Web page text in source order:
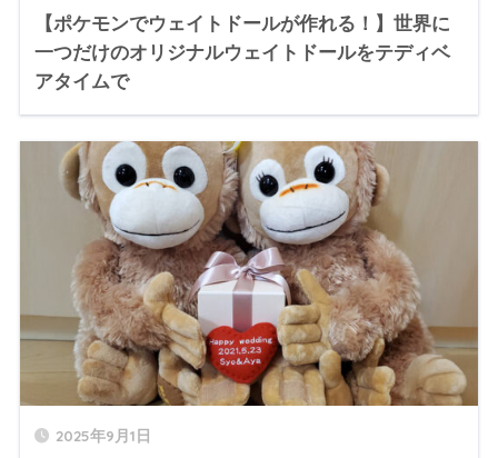
【ポケモンでウェイトドールが作れる！】世界に
一つだけのオリジナルウェイトドールをテディベ
アタイムで
2025年9月1日